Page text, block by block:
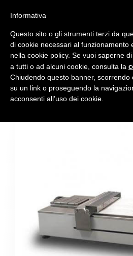
Informativa
Questo sito o gli strumenti terzi da
di cookie necessari al funzionamento
nella cookie policy. Se vuoi saperne
a tutti o ad alcuni cookie, consulta la
Chiudendo questo banner,
su un link o proseguendo la
acconsenti all’uso dei cookie.